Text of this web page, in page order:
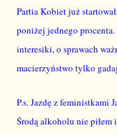
Partia Kobiet już
poniżej jednego procenta.
interesiki, o sprawach
macierzyństwo tylko
P.s.Jazdę z feministkami
Środą alkoholu nie piłem